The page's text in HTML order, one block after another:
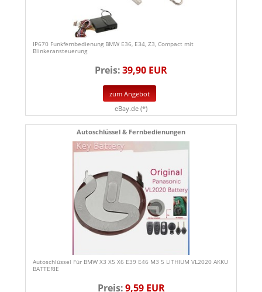
IP670 Funkfernbedienung BMW E36, E34, Z3, Compact mit
Blinkeransteuerung
Preis:39,90 EUR
zum Angebot
eBay.de (*)
Autoschlüssel & Fernbedienungen
Autoschlüssel Für BMW X3 X5 X6 E39 E46 M3 5 LITHIUM VL2020 AKKU
BATTERIE
Preis:9,59 EUR